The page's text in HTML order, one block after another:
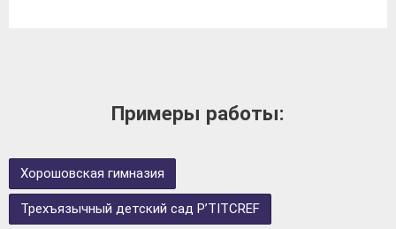
Примеры работы:
Хорошовская гимназия
Трехъязычный детский сад P’TITCREF